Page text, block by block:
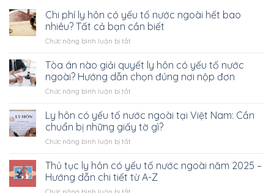
Chi phí ly hôn có yếu tố nước ngoài hết bao
nhiêu? Tất cả bạn cần biết
Chức năng bình luận bị tắtở
phí
ly
hôn
có
tố
nước
ngoài
nhiêu?
Tất
Tòa án nào giải quyết ly hôn có yếu tố nước
ngoài? Hướng dẫn chọn đúng nơi nộp đơn
Chức năng bình luận bị tắtở
án
nào
giải
quyết
hôn
có
Ly hôn có yếu tố nước ngoài tại Việt Nam: Cần
chuẩn bị những giấy tờ gì?
Chức năng bình luận bị tắtở
hôn
có
yếu
Thủ tục ly hôn có yếu tố nước ngoài năm 2025 –
Hướng dẫn chi tiết từ A-Z
ở